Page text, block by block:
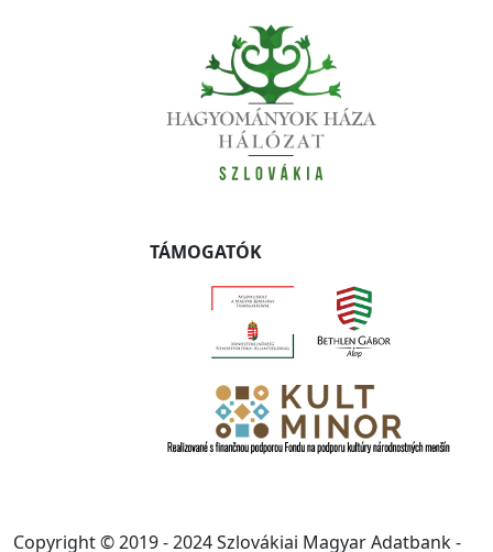
TÁMOGATÓK
Copyright © 2019 - 2024 Szlovákiai Magyar Adatbank -